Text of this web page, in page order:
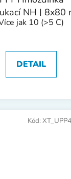
NH | 8x80
1bal/50ks
jak 10 (>5 C)
DETAIL
Kód: